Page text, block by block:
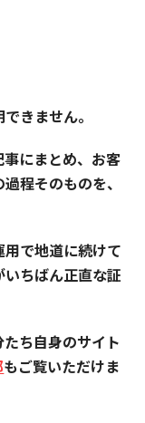
きません。
にまとめ、お客
程そのものを、
で地道に続けて
ちばん正直な証
ち自身のサイト
もご覧いただけま